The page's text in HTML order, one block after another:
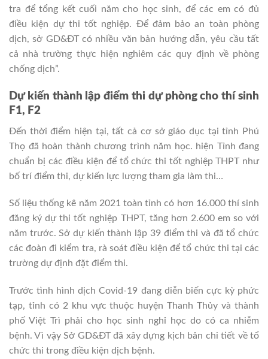
tra để tổng kết cuối năm cho học sinh, để các em có đủ
điều kiện dự thi tốt nghiệp. Để đảm bảo an toàn phòng
dịch, sở GD&ĐT có nhiều văn bản hướng dẫn, yêu cầu tất
cả nhà trường thực hiện nghiêm các quy định về phòng
chống dịch”.
Dựkiến thành lập điểm thi dự phòng cho thí sinh
F1, F2
Đến thời điểm hiện tại,tất cả cơ sở giáo dục tạitỉnh Phú
Thọ đã hoàn thành chương trình năm học. hiện Tỉnh đang
chuẩn bị các điều kiện để tổ chức thi tốt nghiệp THPT như
bố trí điểm thi, dự kiến lực lượng tham gia làm thi…
Số liệu thống kê năm 2021 toàn tỉnh có hơn 16.000 thí sinh
đăng ký dự thi tốt nghiệp THPT, tăng hơn 2.600 em so với
năm trước. Sở dự kiến thành lập 39 điểm thi và đã tổ chức
các đoàn đi kiểm tra, rà soát điều kiện để tổ chức thi tại các
trường dự định đặt điểm thi.
Trước tình hình dịch Covid-19 đang diễn biến cực kỳ phức
tạp, tỉnh có 2 khu vực thuộc huyện Thanh Thủy và thành
phố Việt Trì phải cho học sinh nghỉ học do có ca nhiễm
bệnh. Vì vậy Sở GD&ĐT đã xây dựng kịch bản chi tiết về tổ
chức thi trong điều kiện dịch bệnh.